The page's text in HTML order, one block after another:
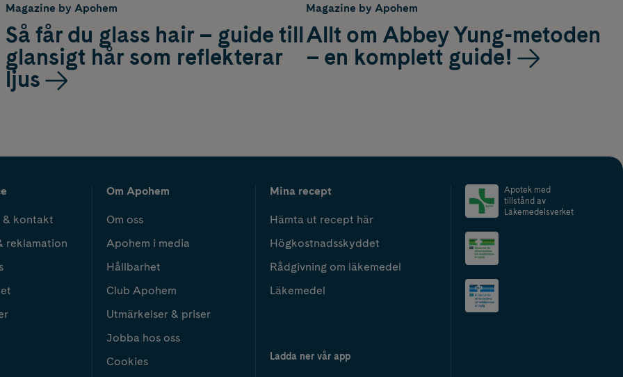
Magazine by Apohem
Så får du glass hair – guide till
glansigt hår som reflekterar
ljus
Magazine by Apohem
Allt om Abbey Yung-metoden
– en komplett guide!
& kontakt
reklamation
Om Apohem
Om oss
Apohem i media
Hållbarhet
Club Apohem
Utmärkelser & priser
Jobba hos oss
Cookies
Mina recept
Hämta ut recept här
Högkostnadsskyddet
Rådgivning om läkemedel
Läkemedel
Ladda ner vår app
Apotek med
tillstånd av
Läkemedelsverket